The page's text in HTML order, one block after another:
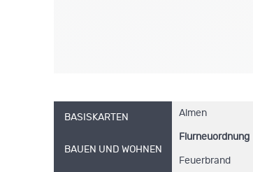
BASISKARTEN
BAUEN UND WOHNEN
Almen
Flurneuordnung
Feuerbrand